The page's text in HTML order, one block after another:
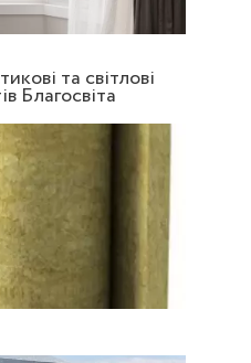
та світлові
Благосвіта